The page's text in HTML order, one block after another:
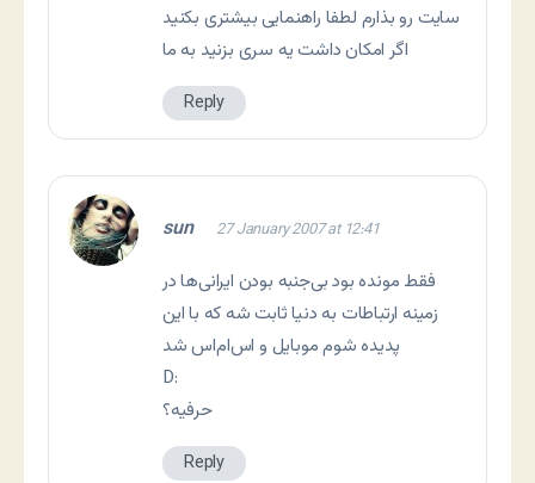
سایت رو بذارم لطفا راهنمایی بیشتری بکنید
اگر امکان داشت یه سری بزنید به ما
Reply
sun 27 January 2007 at 12:41
فقط مونده بود بی‌جنبه بودن ایرانی‌ها در
زمینه ارتباطات به دنیا ثابت شه که با این
پدیده شوم موبایل و اس‌ام‌اس شد
D:
حرفیه؟
Reply